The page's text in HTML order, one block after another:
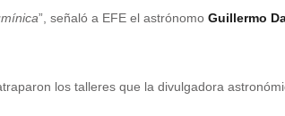
”, señaló a EFE el astrónomo Guillermo
los talleres que la divulgadora